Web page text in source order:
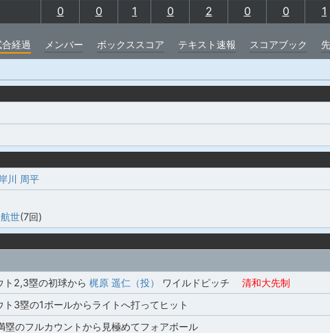
0 0 1 0 2 0 0 1
経過 メンバー ボックススコア テキスト速報 スコアブック
岸川 周平
世(7回)
ト2,3塁の初球から 梶原 遥仁（投） ワイルドピッチ
清和大先制
ト3塁の1ボールからライトへ打ってヒット
塁のフルカウントから見極めてフォアボール